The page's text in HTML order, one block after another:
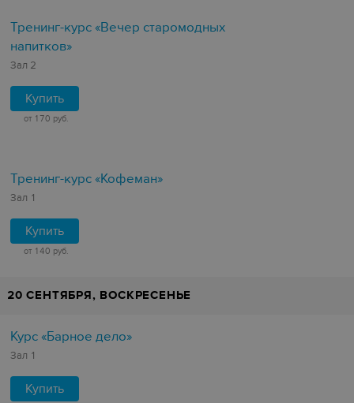
Тренинг-курс «Вечер старомодных
напитков»
Зал 2
Купить
от 170 руб.
Тренинг-курс «Кофеман»
Зал 1
Купить
от 140 руб.
20 СЕНТЯБРЯ, ВОСКРЕСЕНЬЕ
Курс «Барное дело»
Зал 1
Купить